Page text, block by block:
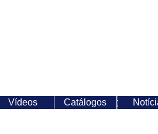
Vídeos Catálogos
Catálogos
Vídeos